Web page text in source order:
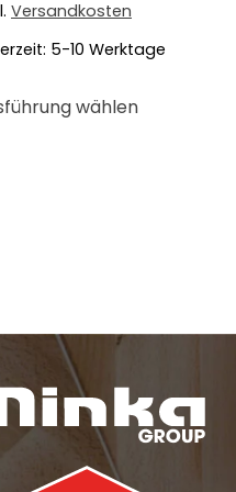
Versandkosten
5-10 Werktage
wählenProdukt
auf
Produktseite
gewählt